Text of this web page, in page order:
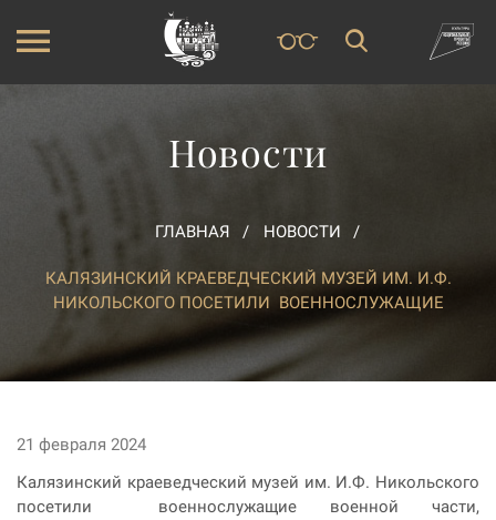
Новости
ГЛАВНАЯ НОВОСТИ
КАЛЯЗИНСКИЙ КРАЕВЕДЧЕСКИЙ МУЗЕЙ ИМ. И.Ф.
НИКОЛЬСКОГО ПОСЕТИЛИ ВОЕННОСЛУЖАЩИЕ
21 февраля 2024
Калязинский краеведческий музей им. И.Ф. Никольского
посетили военнослужащие военной части,